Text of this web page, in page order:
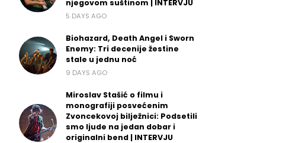
njegovom suštinom | INTERVJU
5 DAYS AGO
Biohazard, Death Angel i Sworn
Enemy: Tri decenije žestine
stale u jednu noć
9 DAYS AGO
Miroslav Stašić o filmu i
monografiji posvećenim
Zvoncekovoj bilježnici: Podsetili
smo ljude na jedan dobar i
originalni bend | INTERVJU